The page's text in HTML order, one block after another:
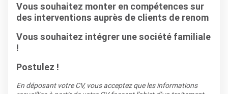
Vous souhaitez monter en compétences sur
des interventions auprès de clients de renom
Vous souhaitez intégrer une société familiale
!
Postulez !
En déposant votre CV, vous acceptez que les informations